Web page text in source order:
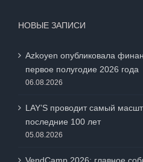
НОВЫЕ ЗАПИСИ
Azkoyen опубликовала
первое полугодие 2026 года
06.08.2026
LAY’S проводит самый
последние 100 лет
05.08.2026